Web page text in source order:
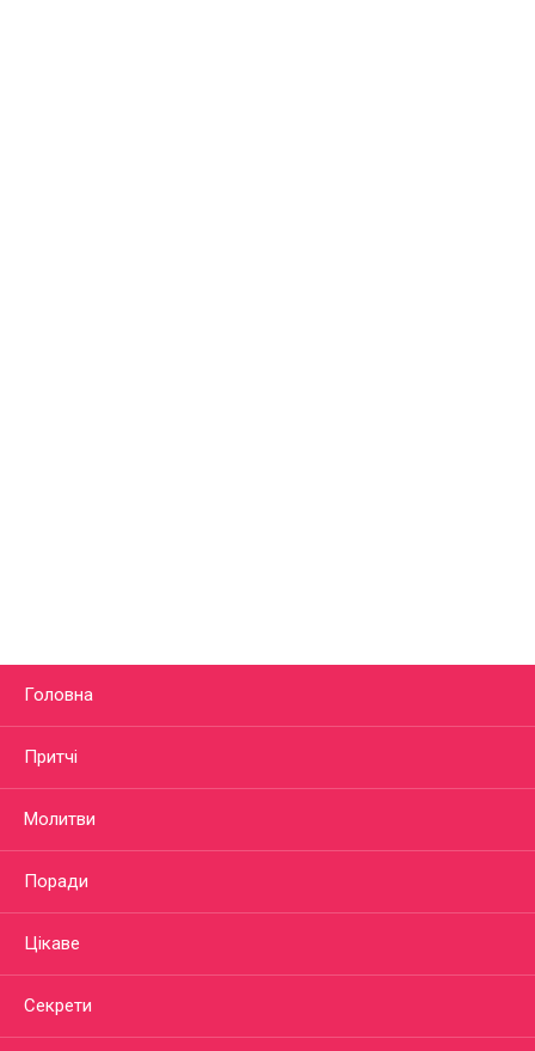
Головна
Притчі
Молитви
Поради
Цікаве
Секрети